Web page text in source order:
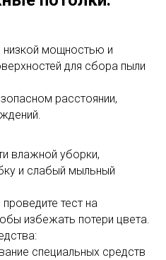
низкой мощностью и
для сбора пыли
расстоянии,
влажной уборки,
и слабый мыльный
тест на
избежать потери цвета.
специальных средств